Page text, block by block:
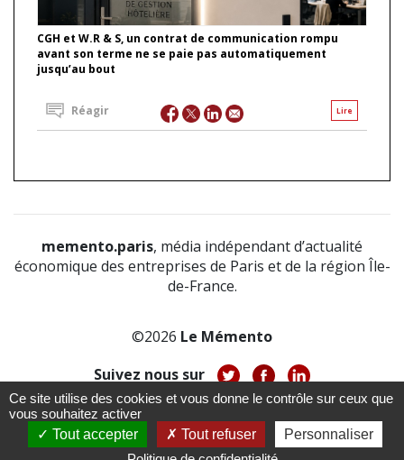
CGH et W.R & S, un contrat de communication rompu
avant son terme ne se paie pas automatiquement
jusqu’au bout
Lire
Réagir
memento.paris, média indépendant d’actualité
économique des entreprises de Paris et de la région Île-
de-France.
©2026 Le Mémento
Suivez nous sur
À propos-Notice légale
CGV-CGU
Ce site utilise des cookies et vous donne le contrôle sur ceux que
vous souhaitez activer
Tout accepter
Tout refuser
Personnaliser